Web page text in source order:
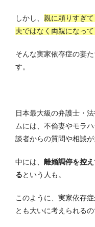
しかし、 親に頼りすぎ
夫ではなく両親になっ
そんな実家依存症の妻
す。
日本最大級の弁護士・
ムには、不倫妻やモラ
談者からの質問や相談が
中には、 離婚調停を控
るという人も。
このように、実家依存
とも大いに考えられるの